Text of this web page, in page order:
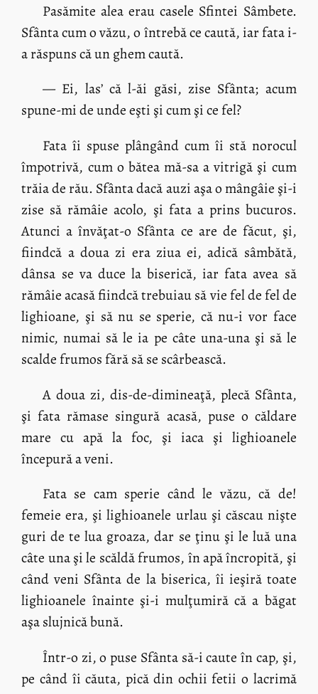
Pasămite alea erau casele Sfintei Sâmbete.
Sfânta cum o văzu, o întrebă ce caută, iar fata i-
a răspuns că un ghem caută.
— Ei, las’ că l-ăi găsi, zise Sfânta; acum
spune-mi de unde eşti şi cum şi ce fel?
Fata îi spuse plângând cum îi stă norocul
împotrivă, cum o bătea mă-sa a vitrigă şi cum
trăia de rău. Sfânta dacă auzi aşa o mângâie şi-i
zise să rămâie acolo, şi fata a prins bucuros.
Atunci a învăţat-o Sfânta ce are de făcut, şi,
fiindcă a doua zi era ziua ei, adică sâmbătă,
dânsa se va duce la biserică, iar fata avea să
rămâie acasă fiindcă trebuiau să vie fel de fel de
lighioane, şi să nu se sperie, că nu-i vor face
nimic, numai să le ia pe câte una-una şi să le
scalde frumos fără să se scârbească.
A doua zi, dis-de-dimineaţă, plecă Sfânta,
şi fata rămase singură acasă, puse o căldare
mare cu apă la foc, şi iaca şi lighioanele
începură a veni.
Fata se cam sperie când le văzu, că de!
femeie era, şi lighioanele urlau şi căscau nişte
guri de te lua groaza, dar se ţinu şi le luă una
câte una şi le scăldă frumos, în apă încropită, şi
când veni Sfânta de la biserica, îi ieşiră toate
lighioanele înainte şi-i mulţumiră că a băgat
aşa slujnică bună.
Într-o zi, o puse Sfânta să-i caute în cap, şi,
pe când îi căuta, pică din ochii fetii o lacrimă